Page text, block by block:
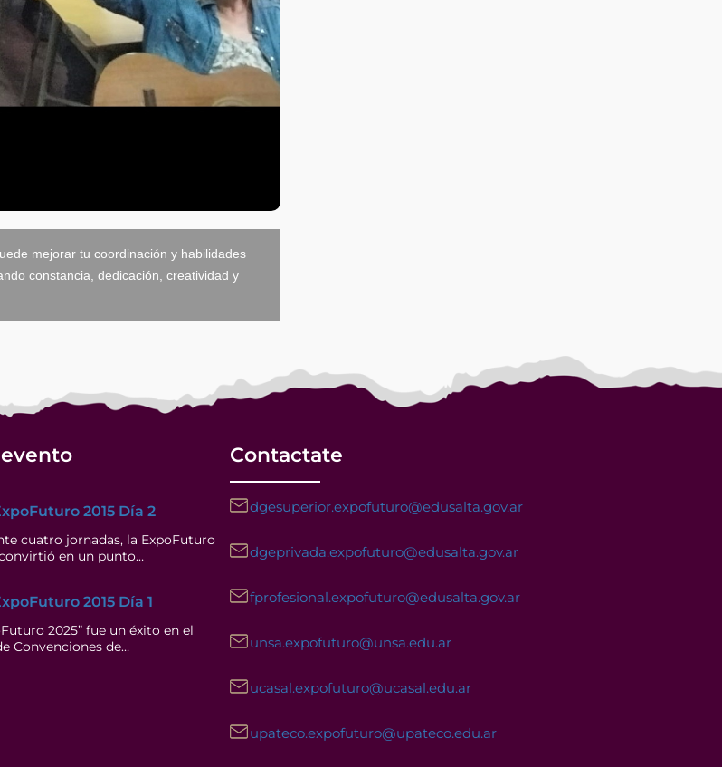
mejorar tu coordinación y habilidades
constancia, dedicación, creatividad y
2015 Día 2
cuatro jornadas, la ExpoFuturo
en un punto…
2015 Día 1
2025” fue un éxito en el
Convenciones de…
Contactate
dgesuperior.expofuturo@edusalta.gov.ar
dgeprivada.expofuturo@edusalta.gov.ar
fprofesional.expofuturo@edusalta.gov.ar
unsa.expofuturo@unsa.edu.ar
ucasal.expofuturo@ucasal.edu.ar
upateco.expofuturo@upateco.edu.ar